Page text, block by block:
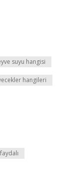
suyu hangisi
hangileri